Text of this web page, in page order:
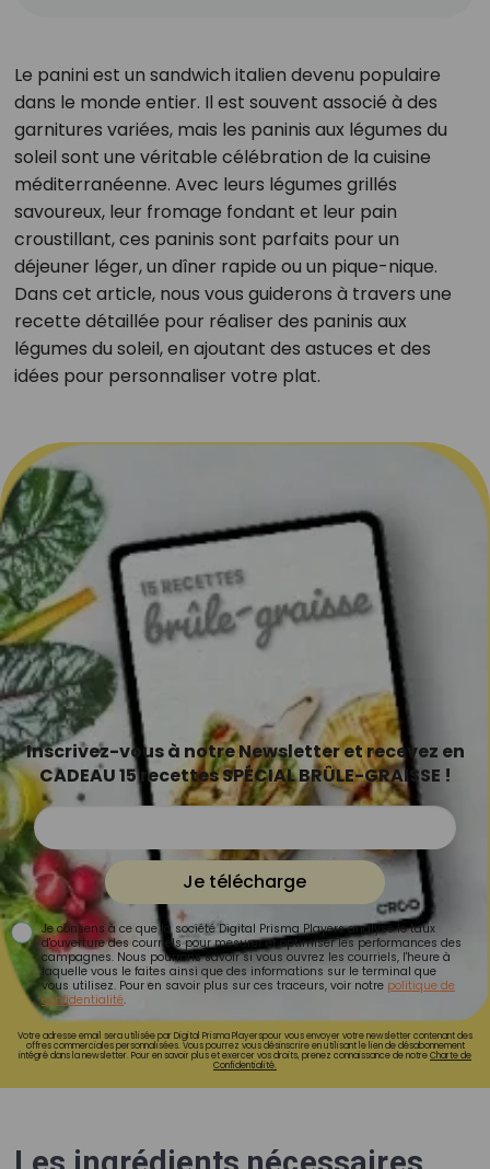
Le panini est un sandwich italien devenu populaire
dans le monde entier. Il est souvent associé à des
garnitures variées, mais les paninis aux légumes du
soleil sont une véritable célébration de la cuisine
méditerranéenne. Avec leurs légumes grillés
savoureux, leur fromage fondant et leur pain
croustillant, ces paninis sont parfaits pour un
déjeuner léger, un dîner rapide ou un pique-nique.
Dans cet article, nous vous guiderons à travers une
recette détaillée pour réaliser des paninis aux
légumes du soleil, en ajoutant des astuces et des
idées pour personnaliser votre plat.
Inscrivez-vous à notre Newsletter et recevez en
CADEAU 15 recettes SPÉCIAL BRÛLE-GRAISSE !
Je télécharge
Je consens à ce que la société Digital Prisma Players analyse le taux
d'ouverture des courriels pour mesurer et optimiser les performances des
campagnes. Nous pourrons savoir si vous ouvrez les courriels, l'heure à
laquelle vous le faites ainsi que des informations sur le terminal que
vous utilisez. Pour en savoir plus sur ces traceurs, voir notre politique de
confidentialité.
Votre adresse email sera utilisée par Digital Prisma Playerspour vous envoyer votre newsletter contenant des
offres commerciales personnalisées. Vous pourrez vous désinscrire en utilisant le lien de désabonnement
intégré dans la newsletter. Pour en savoir plus et exercer vos droits, prenez connaissance de notreCharte de
Confidentialité.